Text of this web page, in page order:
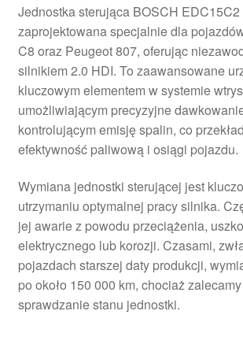
Jednostka sterująca BOSCH EDC15C2
zaprojektowana specjalnie dla
C8 oraz Peugeot 807, oferując
silnikiem 2.0 HDI. To zaawansowane
kluczowym elementem w systemie
umożliwiającym precyzyjne
kontrolującym emisję spalin, co
efektywność paliwową i osiągi pojazdu.
Wymiana jednostki sterującej jest
utrzymaniu optymalnej pracy silnika.
jej awarie z powodu przeciążenia,
elektrycznego lub korozji. Czasami,
pojazdach starszej daty produkcji,
po około 150 000 km, chociaż
sprawdzanie stanu jednostki.